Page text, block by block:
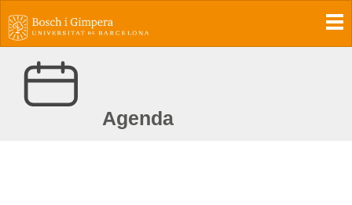
Agenda